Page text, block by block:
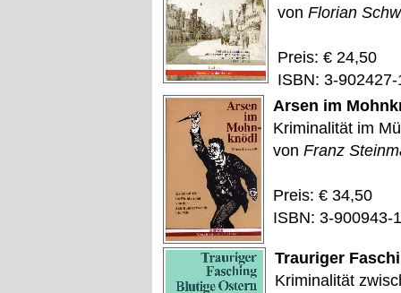
von Florian
Preis: € 24,50
ISBN: 3-
Arsen im
Kriminalität im
von Franz
Preis: € 34,50
ISBN: 3-900943-
Trauriger
Kriminalität